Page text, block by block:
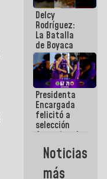
Condominio
Delcy
Rodríguez:
La Batalla
de Boyaca
representa
un capítulo
decisivo en
la gesta
emancipadora
de nuestra
América
Presidenta
Encargada
felicitó a
selección
femenina de
baloncesto
por su
clasificación
a la
Noticias
más